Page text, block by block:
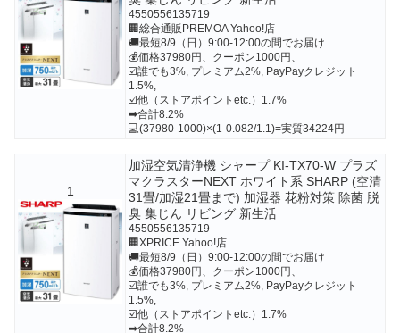
4550556135719
🏢総合通販PREMOA Yahoo!店
🚚最短8/9（日）9:00-12:00の間でお届け
💰価格37980円、クーポン1000円、
☑️誰でも3%, プレミアム2%, PayPayクレジット
1.5%,
☑️他（ストアポイントetc.）1.7%
➡合計8.2%
💻(37980-1000)×(1-0.082/1.1)=実質34224円
1
加湿空気清浄機 シャープ KI-TX70-W プラズ
マクラスターNEXT ホワイト系 SHARP (空清
31畳/加湿21畳まで) 加湿器 花粉対策 除菌 脱
臭 集じん リビング 新生活
4550556135719
🏢XPRICE Yahoo!店
🚚最短8/9（日）9:00-12:00の間でお届け
💰価格37980円、クーポン1000円、
☑️誰でも3%, プレミアム2%, PayPayクレジット
1.5%,
☑️他（ストアポイントetc.）1.7%
➡合計8.2%